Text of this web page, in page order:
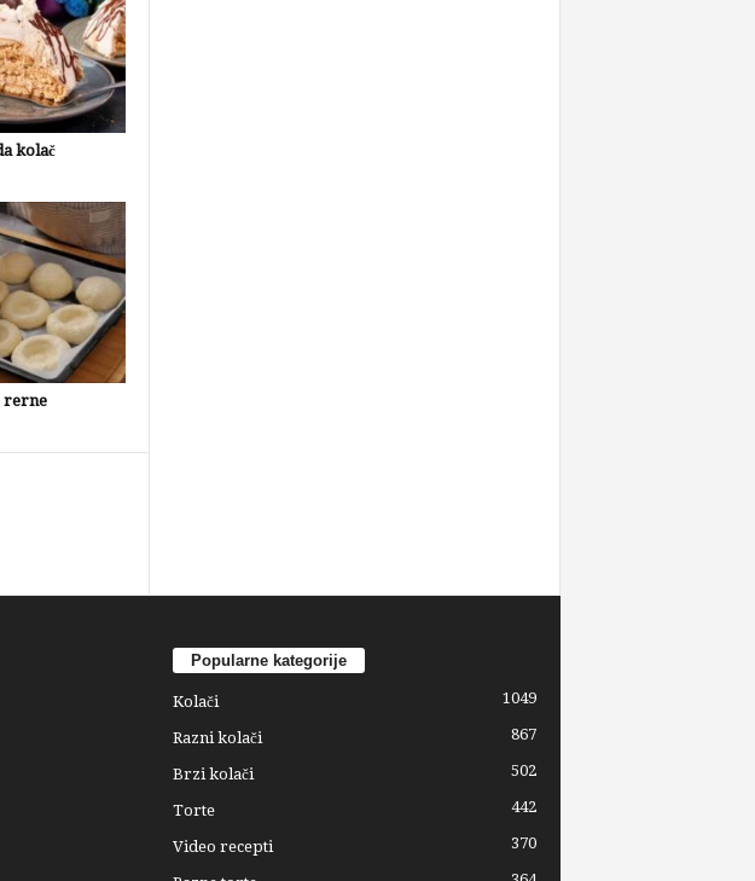
kolač
rerne
Popularne kategorije
Kolači 1049
Razni kolači 867
Brzi kolači 502
Torte 442
Video recepti 370